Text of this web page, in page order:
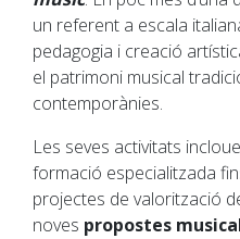
un referent a escala
pedagogia i creació
el patrimoni musical
contemporànies.
Les seves activitats
formació especialitzada
projectes de valorització
noves propostes